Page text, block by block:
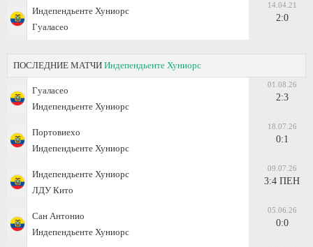
Индепендьенте Хуниорс
Гуаласео
14.04.21
2:0
ПОСЛЕДНИЕ МАТЧИ Индепендьенте Хуниорс
Гуаласео
Индепендьенте Хуниорс
01.08.26
2:3
Портовиехо
Индепендьенте Хуниорс
18.07.26
0:1
Индепендьенте Хуниорс
ЛДУ Кито
09.07.26
3:4 ПЕН
Сан Антонио
Индепендьенте Хуниорс
05.06.26
0:0